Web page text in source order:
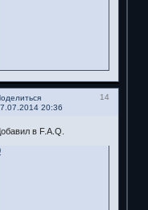
14
20:36
в F.A.Q.